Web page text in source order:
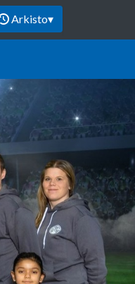
Arkisto▾